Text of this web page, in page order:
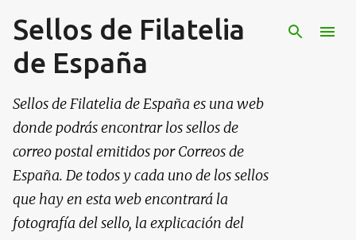
Ir al contenido principal
Sellos de Filatelia
de España
Sellos de Filatelia de España es una web
donde podrás encontrar los sellos de
correo postal emitidos por Correos de
España. De todos y cada uno de los sellos
que hay en esta web encontrará la
fotografía del sello, la explicación del